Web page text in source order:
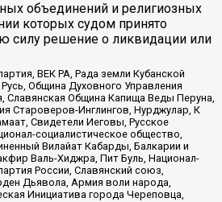
объединений и религиозных
которых судом принято
силу решение о ликвидации или
ВЕК РА, Рада земли Кубанской
Община Духовного Управления
Славянская Община Капища Веды Перуна,
Староверов-Инглингов, Нурджулар, К
Свидетели Иеговы, Русское
социалистическое общество,
Вилайат Кабарды, Балкарии и
Валь-Хиджра, Пит Буль, Национал-
России, Славянский союз,
Дьявола, Армия воли народа,
Инициатива города Череповца,